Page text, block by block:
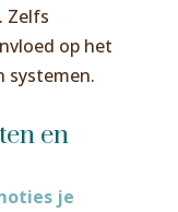
Zelfs
op het
systemen.
en
je